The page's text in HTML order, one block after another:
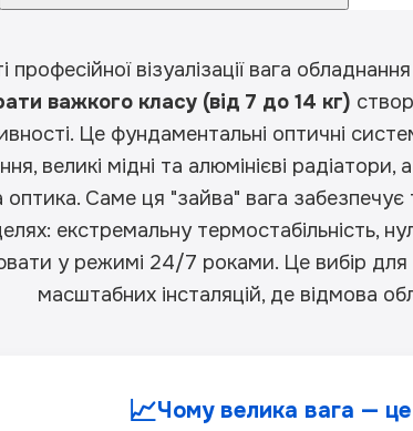
професійної візуалізації вага
важкого класу (від 7 до 14 кг)
Це фундаментальні оптичні
великі мідні та алюмінієві
оптика. Саме ця "зайва" вага
екстремальну термостабільність,
у режимі 24/7 роками. Це вибір для
масштабних інсталяцій, де відмова
📈Чому велика вага — це